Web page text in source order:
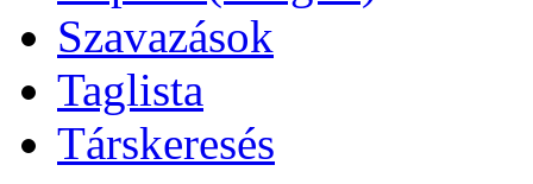
Szavazások
Taglista
Társkeresés